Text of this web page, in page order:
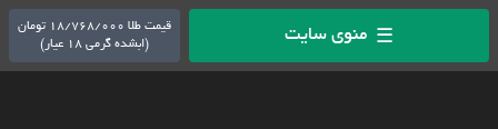
☰ منوی سایت
قیمت طلا 18/768/000 تومان
(ابشده گرمی 18 عیار)